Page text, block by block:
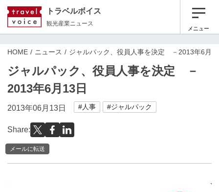
トラベルボイス
観光産業ニュース
メニュー
HOME ニュース ジャルパック、役員人事を決定 －2013年6月
ジャルパック、役員人事を決定 －
2013年6月13日
2013年06月13日 #人事 #ジャルパック
Share:
メールに転送